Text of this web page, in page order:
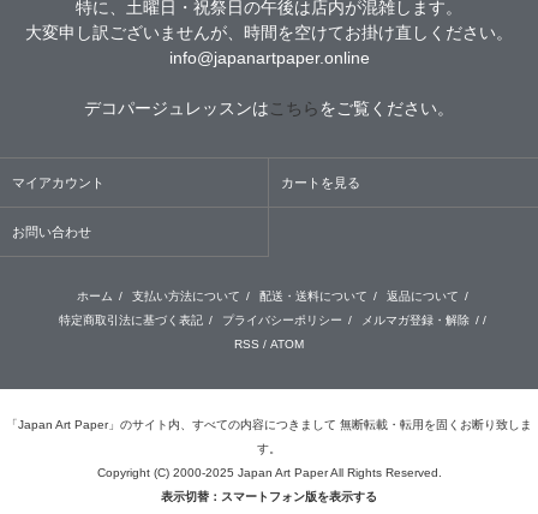
特に、土曜日・祝祭日の午後は店内が混雑します。
大変申し訳ございませんが、時間を空けてお掛け直しください。
info@japanartpaper.online
デコパージュレッスンは こちらをご覧ください。
マイアカウント カートを見る
お問い合わせ
ホーム / 支払い方法について / 配送・送料について / 返品について /
特定商取引法に基づく表記 / プライバシーポリシー / メルマガ登録・解除 / /
RSS / ATOM
「Japan Art Paper」のサイト内、すべての内容につきまして 無断転載・転用を固くお断り致しま
す。
Copyright (C) 2000-2025 Japan Art Paper All Rights Reserved.
表示切替：スマートフォン版を表示する